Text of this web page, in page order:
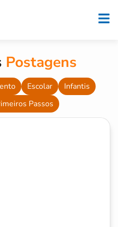
Postagens
Escolar
Infantis
Passos